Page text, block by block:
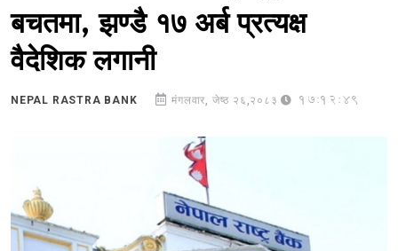
बचतमा, झण्डै १७ अर्ब प्रत्यक्ष
वैदेशिक लगानी
NEPAL RASTRA BANK मंगलवार, जेष्ठ २६,२०८३ 17:12:49